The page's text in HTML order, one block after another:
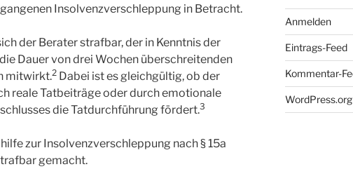
Insolvenzverschleppung in Betracht.
der Berater strafbar, der in Kenntnis der
Dauer von drei Wochen überschreitenden
mitwirkt.2 Dabei ist es gleichgültig, ob der
reale Tatbeiträge oder durch emotionale
die Tatdurchführung fördert.3
zur Insolvenzverschleppung nach § 15a
gemacht.
Anmelden
Eintrags-Feed
Kommentar-
WordPress.org